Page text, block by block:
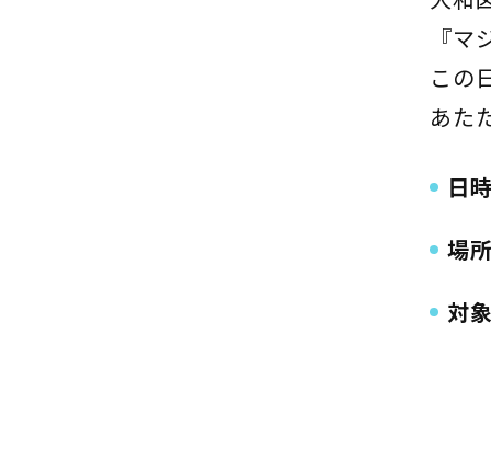
『
この
あた
日
場
対